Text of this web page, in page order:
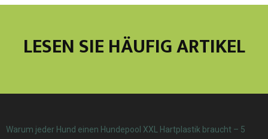
LESEN SIE HÄUFIG ARTIKEL
Warum jeder Hund einen Hundepool XXL Hartplastik braucht – 5